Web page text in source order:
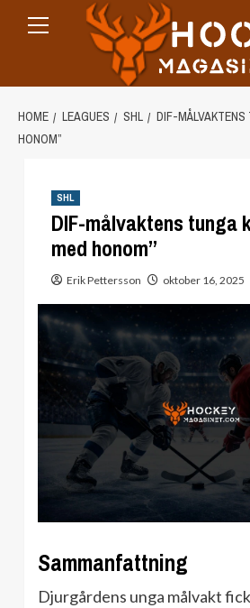
Menu
HOME LEAGUES SHL
DIF-MÅLVAKTENS
HONOM”
SHL
DIF-målvaktens tunga
med honom”
Erik Pettersson oktober 16, 2025
Sammanfattning
Djurgårdens unga målvakt